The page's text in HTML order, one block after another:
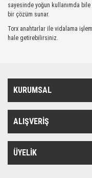
sayesinde yoğun kullanımda
bir çözüm sunar.
Torx anahtarlar ile vidalama
hale getirebilirsiniz.
KURUMSAL
ALIŞVERİŞ
ÜYELİK